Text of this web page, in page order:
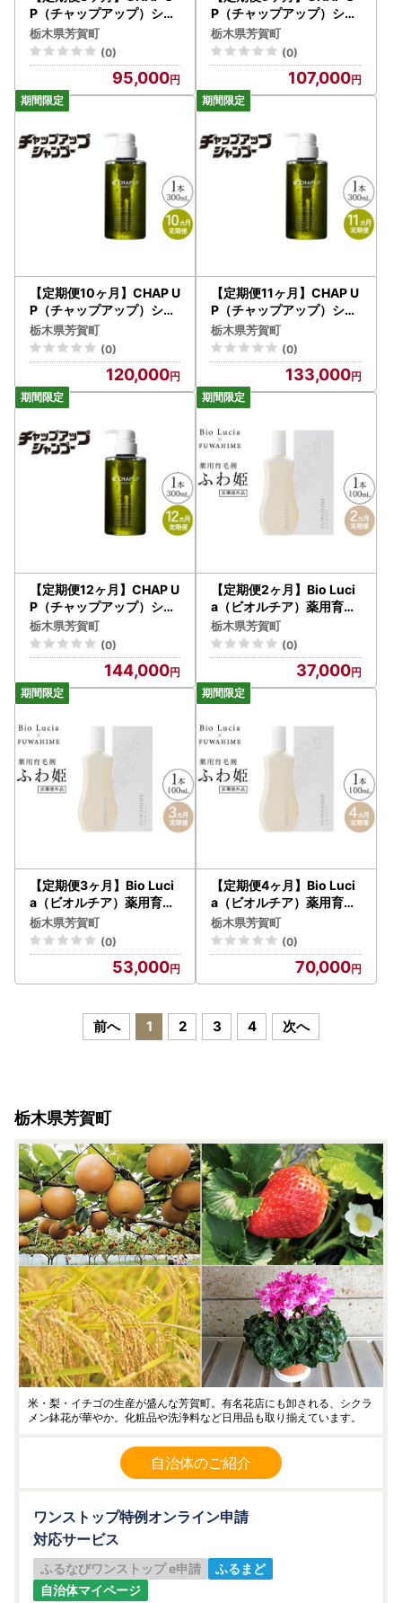
P（チャップアップ）シャ
ンプー
栃木県芳賀町
(0)
95,000
P（チャップアップ）シャ
ンプー
栃木県芳賀町
(0)
107,000
【定期便10ヶ月】CHAP U
P（チャップアップ）シャ
ンプー
栃木県芳賀町
(0)
120,000
【定期便11ヶ月】CHAP U
P（チャップアップ）シャ
ンプー
栃木県芳賀町
(0)
133,000
【定期便12ヶ月】CHAP U
P（チャップアップ）シャ
ンプー
栃木県芳賀町
(0)
144,000
【定期便2ヶ月】Bio Luci
a（ビオルチア）薬用育毛
剤 ふわ姫（医薬部外品）
栃木県芳賀町
(0)
37,000
【定期便3ヶ月】Bio Luci
a（ビオルチア）薬用育毛
剤 ふわ姫（医薬部外品）
栃木県芳賀町
(0)
53,000
【定期便4ヶ月】Bio Luci
a（ビオルチア）薬用育毛
剤 ふわ姫（医薬部外品）
栃木県芳賀町
(0)
70,000
前へ 1 2 3 4 次へ
栃木県芳賀町
米・梨・イチゴの生産が盛んな芳賀町。有名花店にも卸される、シクラ
メン鉢花が華やか。化粧品や洗浄料など日用品も取り揃えています。
自治体のご紹介
ワンストップ特例オンライン申請
対応サービス
ふるなびワンストップ e申請
ふるまど
自治体マイページ